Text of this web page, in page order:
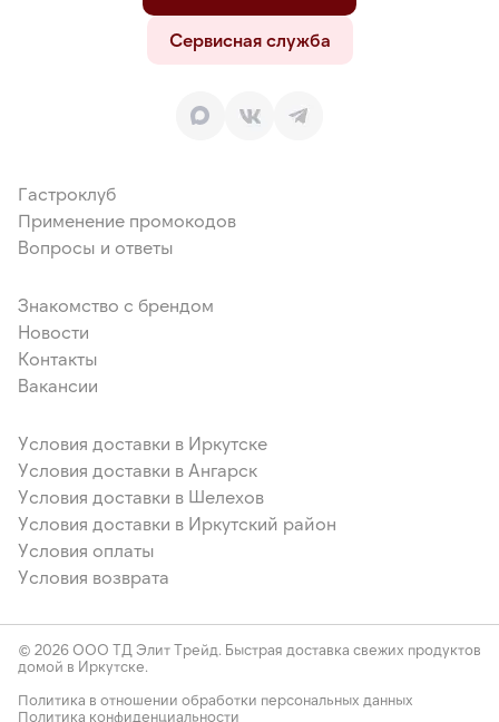
Сервисная служба
Гастроклуб
Применение промокодов
Вопросы и ответы
Знакомство с брендом
Новости
Контакты
Вакансии
Условия доставки в Иркутске
Условия доставки в Ангарск
Условия доставки в Шелехов
Условия доставки в Иркутский район
Условия оплаты
Условия возврата
© 2026 ООО ТД Элит Трейд. Быстрая доставка свежих продуктов
домой в Иркутске.
Политика в отношении обработки персональных данных
Политика конфиденциальности